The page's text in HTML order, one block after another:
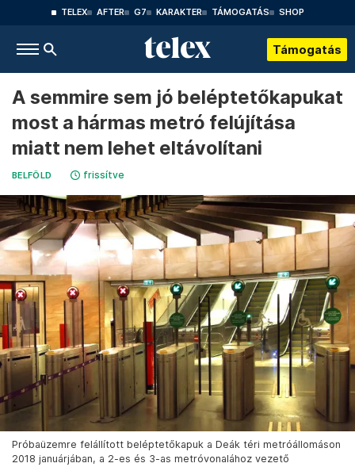
TELEX AFTER G7 KARAKTER TÁMOGATÁS SHOP
Támogatás
A semmire sem jó beléptetőkapukat
most a hármas metró felújítása
miatt nem lehet eltávolítani
BELFÖLD frissítve
Próbaüzemre felállított beléptetőkapuk a Deák téri metróállomáson
2018 januárjában, a 2-es és 3-as metróvonalához vezető